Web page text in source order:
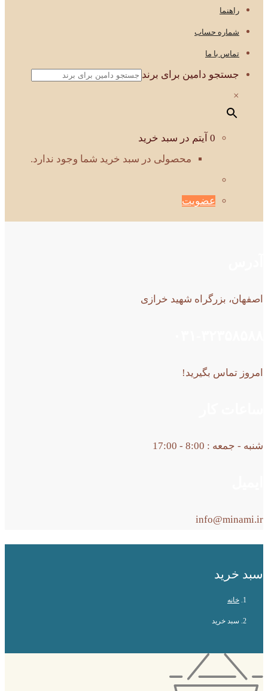
راهنما
شماره حساب
تماس با ما
جستجو دامین برای برند
×
0 آیتم در سبد خرید
محصولی در سبد خرید شما وجود ندارد.
عضویت
اصفهان، بزرگراه شهید خرازی
امروز تماس بگیرید!
شنبه - جمعه : 8:00 - 17:00
info@minami.ir
سبد خرید
خانه
سبد خرید